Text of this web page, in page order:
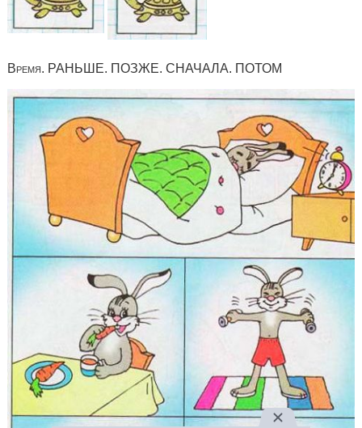
Время. РАНЬШЕ. ПОЗЖЕ. СНАЧАЛА. ПОТОМ